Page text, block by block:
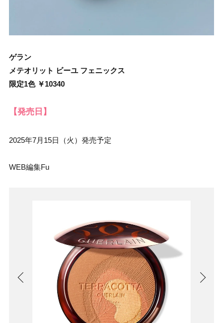
ゲラン
メテオリット ビーユ フェニックス
限定1色 ￥10340
【発売日】
2025年7月15日（火）発売予定
WEB編集Fu